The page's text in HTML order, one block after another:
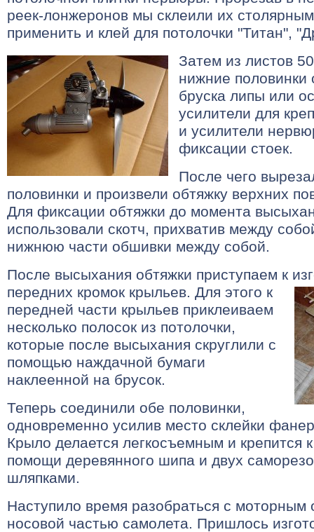
реек-лонжеронов мы склеили их
применить и клей для потолочки "Титан",
Затем из листов
нижние половинки
бруска липы или
усилители для
и усилители
фиксации стоек.
После чего
половинки и произвели обтяжку верхних
Для фиксации обтяжки до момента
использовали скотч, прихватив между
нижнюю части обшивки между собой.
После высыхания обтяжки приступаем к
передних кромок крыльев. Для этого к
передней части крыльев приклеиваем
несколько полосок из потолочки,
которые после высыхания скруглили с
помощью наждачной бумаги
наклеенной на брусок.
Теперь соединили обе половинки,
одновременно усилив место склейки
Крыло делается легкосъемным и крепится
помощи деревянного шипа и двух
шляпками.
Наступило время разобраться с моторным
носовой частью самолета. Пришлось